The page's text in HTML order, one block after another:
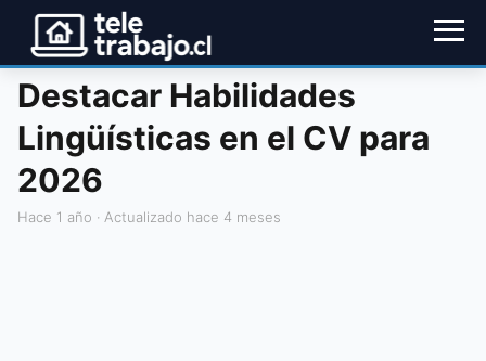
Destacar Habilidades
Lingüísticas en el CV para
2026
hace 1 año · Actualizado hace 4 meses